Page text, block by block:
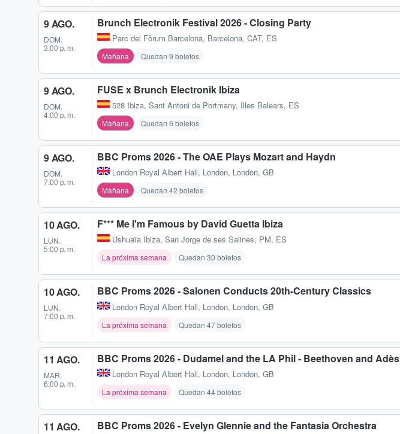
9 AGO.
DOM.
3:00 p. m.
Brunch Electronik Festival 2026 - Closing Party
Parc del Fòrum Barcelona, Barcelona, CAT, ES
Mañana Quedan 9 boletos
9 AGO.
DOM.
4:00 p. m.
FUSE x Brunch Electronik Ibiza
528 Ibiza, Sant Antoni de Portmany, Illes Balears, ES
Mañana Quedan 6 boletos
9 AGO.
DOM.
7:00 p. m.
BBC Proms 2026 - The OAE Plays Mozart and Haydn
London Royal Albert Hall, London, London, GB
Mañana Quedan 42 boletos
10 AGO.
LUN.
5:00 p. m.
F*** Me I'm Famous by David Guetta Ibiza
Ushuaïa Ibiza, San Jorge de ses Salines, PM, ES
La próxima semana Quedan 30 boletos
10 AGO.
LUN.
7:00 p. m.
BBC Proms 2026 - Salonen Conducts 20th-Century Classics
London Royal Albert Hall, London, London, GB
La próxima semana Quedan 47 boletos
11 AGO.
MAR.
6:00 p. m.
BBC Proms 2026 - Dudamel and the LA Phil - Beethoven and Adès
London Royal Albert Hall, London, London, GB
La próxima semana Quedan 44 boletos
11 AGO. BBC Proms 2026 - Evelyn Glennie and the Fantasia Orchestra